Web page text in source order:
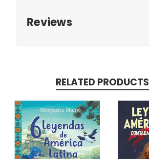
Reviews
RELATED PRODUCTS